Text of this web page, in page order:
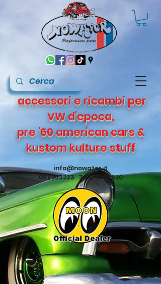
info@nowater.it
051/253233 347/4495820
accessori e ricambi per
VW d'epoca,
pre '60 american cars &
kustom kulture stuff